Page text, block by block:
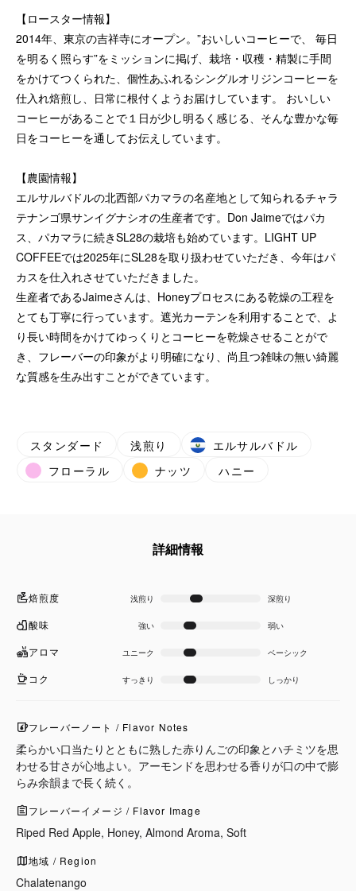
【ロースター情報】
2014年、東京の吉祥寺にオープン。”おいしいコーヒーで、 毎日
を明るく照らす”をミッションに掲げ、栽培・収穫・精製に手間
をかけてつくられた、個性あふれるシングルオリジンコーヒーを
仕入れ焙煎し、日常に根付くようお届けしています。 おいしい
コーヒーがあることで１日が少し明るく感じる、そんな豊かな毎
日をコーヒーを通してお伝えしています。
【農園情報】
エルサルバドルの北西部パカマラの名産地として知られるチャラ
テナンゴ県サンイグナシオの生産者です。Don Jaimeではパカ
ス、パカマラに続きSL28の栽培も始めています。LIGHT UP
COFFEEでは2025年にSL28を取り扱わせていただき、今年はパ
カスを仕入れさせていただきました。
生産者であるJaimeさんは、Honeyプロセスにある乾燥の工程を
とても丁寧に行っています。遮光カーテンを利用することで、よ
り長い時間をかけてゆっくりとコーヒーを乾燥させることがで
き、フレーバーの印象がより明確になり、尚且つ雑味の無い綺麗
な質感を生み出すことができています。
スタンダード 浅煎り
エルサルバドル
フローラル
ナッツ ハニー
詳細情報
焙煎度 浅煎り 深煎り
酸味 強い 弱い
アロマ ユニーク ベーシック
コク すっきり しっかり
フレーバーノート / Flavor Notes
柔らかい口当たりとともに熟した赤りんごの印象とハチミツを思
わせる甘さが心地よい。アーモンドを思わせる香りが口の中で膨
らみ余韻まで長く続く。
フレーバーイメージ / Flavor Image
Riped Red Apple, Honey, Almond Aroma, Soft
地域 / Region
Chalatenango